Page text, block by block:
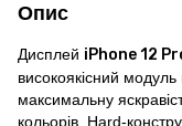
Опис
Дисплей iPhone 12
високоякісний
максимальну
кольорів. Hard-